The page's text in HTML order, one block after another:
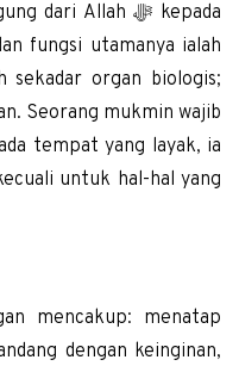
dari Allahﷻ kepada
fungsi utamanya ialah
sekadar organ biologis;
Seorang mukmin wajib
tempat yang layak, ia
untuk hal-hal yang
mencakup: menatap
dengan keinginan,